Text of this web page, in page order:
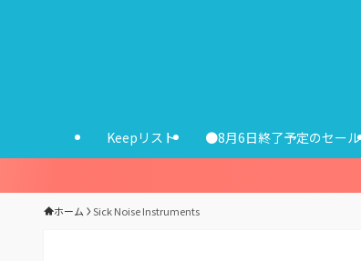
Keepリスト ●8月6日終了予定のセール
ホーム Sick Noise Instruments